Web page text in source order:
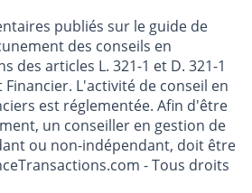
publiés sur le guide de
des conseils en
des articles L. 321-1 et D. 321-1
L'activité de conseil en
est réglementée. Afin d'être
un conseiller en gestion de
ou non-indépendant, doit être